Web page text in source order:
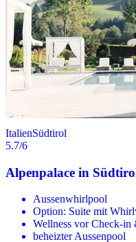
ItalienSüdtirol
5.7/6
Alpenpalace in
Aussenwhirlpool
Option: Suite mit
Wellness vor Check-
beheizter Aussenpool